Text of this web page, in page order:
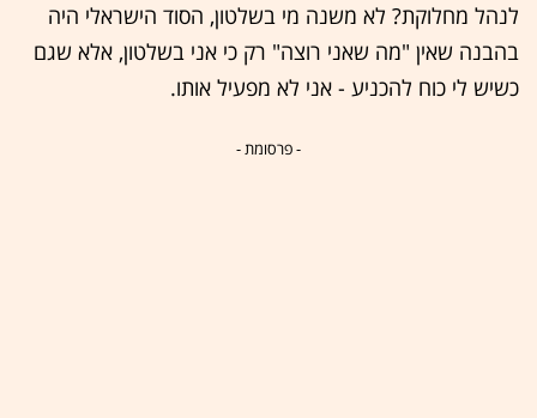
לנהל מחלוקת? לא משנה מי בשלטון, הסוד הישראלי היה
בהבנה שאין "מה שאני רוצה" רק כי אני בשלטון, אלא שגם
כשיש לי כוח להכניע - אני לא מפעיל אותו.
- פרסומת -